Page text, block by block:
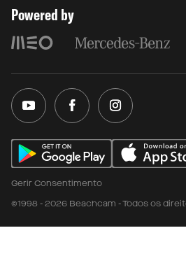
Powered by
Gerir Consentimento
©1998 - 2026 Beachcam - Todos os